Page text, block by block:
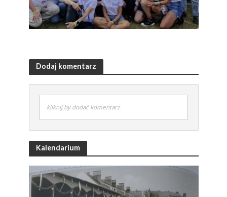
Dodaj komentarz
kliknij by dodać komentarz
Kalendarium